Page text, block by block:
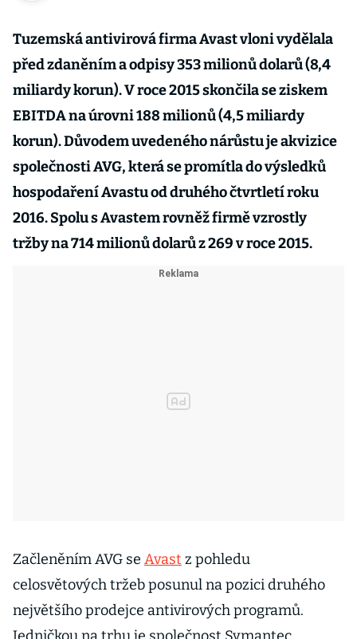
Tuzemská antivirová firma Avast vloni vydělala
před zdaněním a odpisy 353 milionů dolarů (8,4
miliardy korun). V roce 2015 skončila se ziskem
EBITDA na úrovni 188 milionů (4,5 miliardy
korun). Důvodem uvedeného nárůstu je akvizice
společnosti AVG, která se promítla do výsledků
hospodaření Avastu od druhého čtvrtletí roku
2016. Spolu s Avastem rovněž firmě vzrostly
tržby na 714 milionů dolarů z 269 v roce 2015.
Začleněním AVG se Avast z pohledu
celosvětových tržeb posunul na pozici druhého
největšího prodejce antivirových programů.